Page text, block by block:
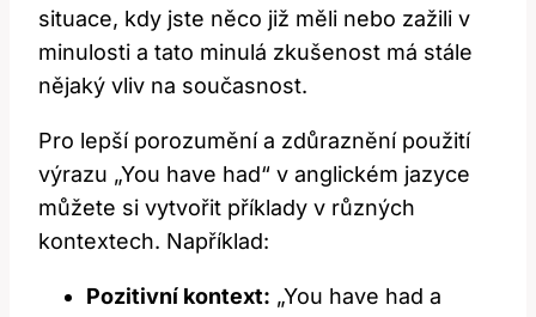
situace, kdy jste něco již měli nebo zažili v
minulosti a tato minulá zkušenost má stále
nějaký vliv na současnost.
Pro lepší porozumění a zdůraznění použití
výrazu „You have had“ v anglickém jazyce
můžete si vytvořit příklady v různých
kontextech. Například:
Pozitivní kontext: „You have had a